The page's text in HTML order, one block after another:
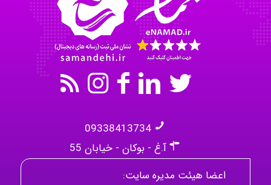
akhtar shahsavandi
09338413734
آ.غ - بوکان - خیابان 55
اعضا هیئت مدیره سایت: